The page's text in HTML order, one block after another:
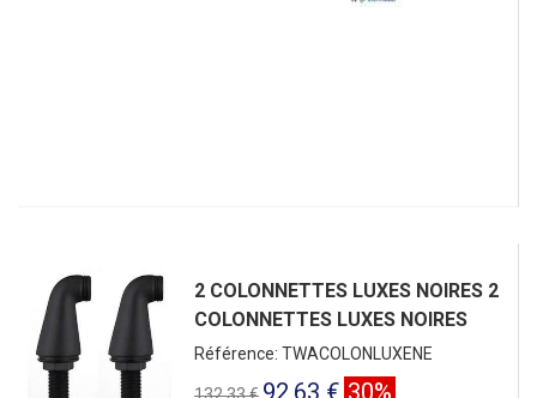
2 COLONNETTES LUXES NOIRES 2
COLONNETTES LUXES NOIRES
Référence: TWACOLONLUXENE
132,33 € 92,63 € 30%